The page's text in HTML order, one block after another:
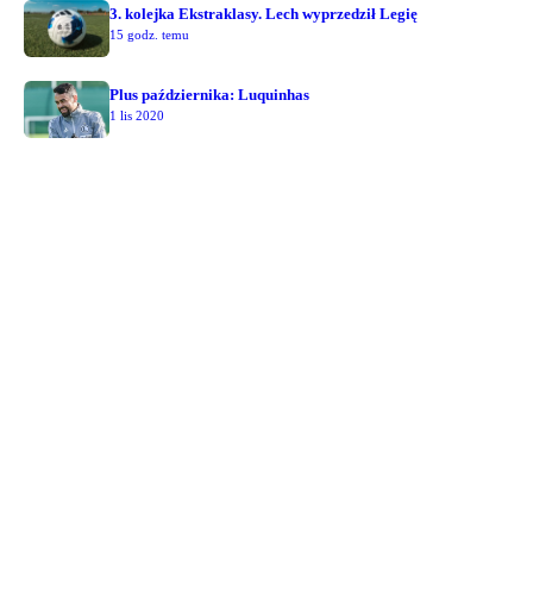
3. kolejka Ekstraklasy. Lech wyprzedził Legię
15 godz. temu
Plus października: Luquinhas
1 lis 2020